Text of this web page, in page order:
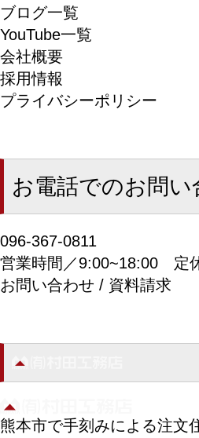
ブログ一覧
YouTube一覧
会社概要
採用情報
プライバシーポリシー
お電話でのお問
096-367-0811
営業時間／9:00~18:00 定
お問い合わせ / 資料請求
熊本市で手刻みによる注文